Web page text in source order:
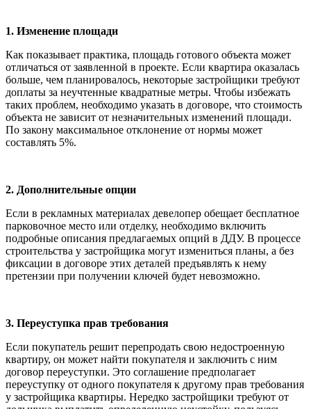
1. Изменение площади
Как показывает практика, площадь готового объекта может
отличаться от заявленной в проекте. Если квартира оказалась
больше, чем планировалось, некоторые застройщики требуют
доплаты за неучтенные квадратные метры. Чтобы избежать
таких проблем, необходимо указать в договоре, что стоимость
объекта не зависит от незначительных изменений площади.
По закону максимальное отклонение от нормы может
составлять 5%.
2. Дополнительные опции
Если в рекламных материалах девелопер обещает бесплатное
парковочное место или отделку, необходимо включить
подробные описания предлагаемых опций в ДДУ. В процессе
строительства у застройщика могут измениться планы, а без
фиксации в договоре этих деталей предъявлять к нему
претензии при получении ключей будет невозможно.
3. Переуступка прав требования
Если покупатель решит перепродать свою недостроенную
квартиру, он может найти покупателя и заключить с ним
договор переуступки. Это соглашение предполагает
переуступку от одного покупателя к другому прав требования
у застройщика квартиры. Нередко застройщики требуют от